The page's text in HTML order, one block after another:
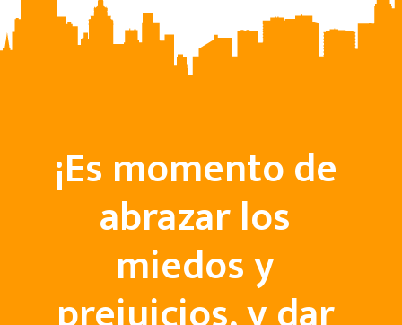
¡Es momento de
abrazar los
miedos y